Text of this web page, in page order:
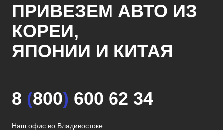
ПРИВЕЗЕМ АВТО ИЗ
КОРЕИ,
ЯПОНИИ И КИТАЯ
8 (800) 600 62 34
Наш офис во Владивостоке: